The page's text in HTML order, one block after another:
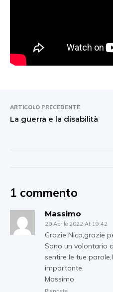
ARTICOLO PRECEDENTE
La guerra e la disabilità
1 commento
Massimo
20 Aprile 2022 At 19:42
Grazie Nico,grazie
Sono un volontario
sentire le tue
importante.
Massimo